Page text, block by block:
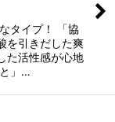
タイプ！ 「協
を引きだした爽
た活性感が心地
」…